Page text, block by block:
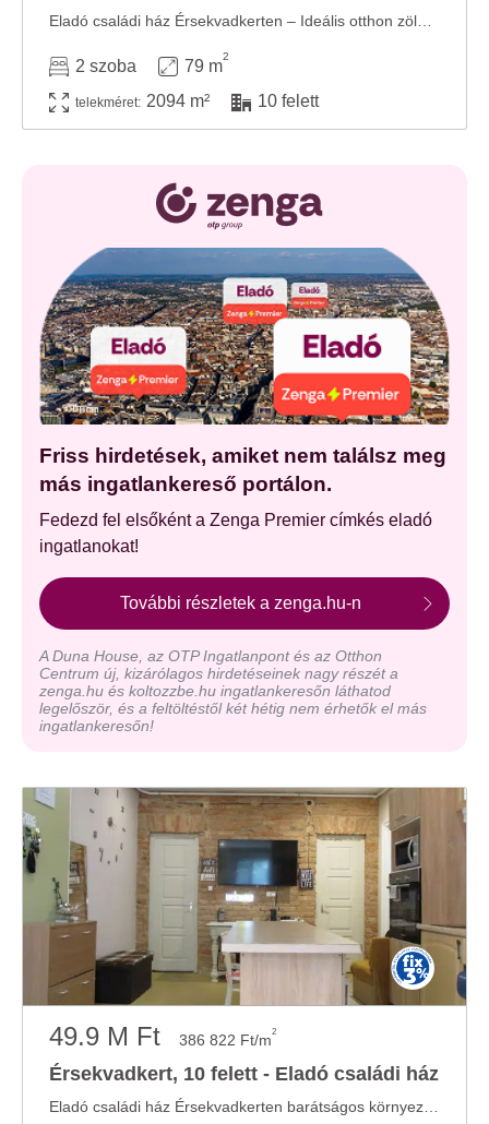
2 szoba 79 m
2
telekméret: 2094 m² 10 felett
Friss hirdetések, amiket nem találsz meg
más ingatlankereső portálon.
Fedezd fel elsőként a Zenga Premier címkés eladó
ingatlanokat!
További részletek a zenga.hu-n
A Duna House, az OTP Ingatlanpont és az Otthon
Centrum új, kizárólagos hirdetéseinek nagy részét a
zenga.hu és koltozzbe.hu ingatlankeresőn láthatod
legelőször, és a feltöltéstől két hétig nem érhetők el más
ingatlankeresőn!
49.9 M Ft 386 822 Ft/m2
Érsekvadkert, 10 felett - Eladó családi ház